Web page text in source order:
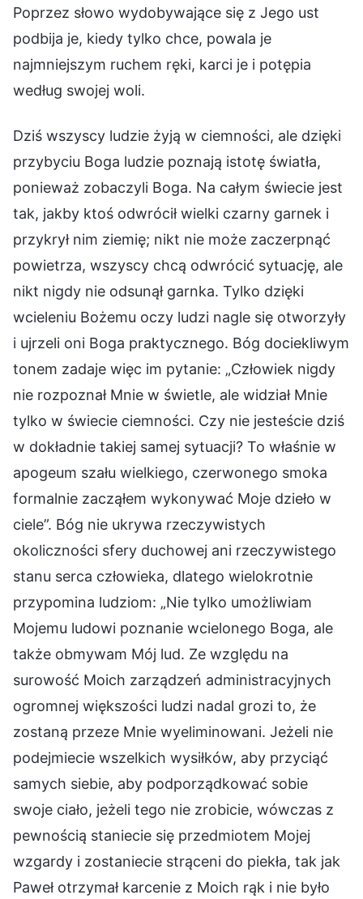
Poprzez słowo wydobywające się z Jego ust
podbija je, kiedy tylko chce, powala je
najmniejszym ruchem ręki, karci je i potępia
według swojej woli.
Dziś wszyscy ludzie żyją w ciemności, ale dzięki
przybyciu Boga ludzie poznają istotę światła,
ponieważ zobaczyli Boga. Na całym świecie jest
tak, jakby ktoś odwrócił wielki czarny garnek i
przykrył nim ziemię; nikt nie może zaczerpnąć
powietrza, wszyscy chcą odwrócić sytuację, ale
nikt nigdy nie odsunął garnka. Tylko dzięki
wcieleniu Bożemu oczy ludzi nagle się otworzyły
i ujrzeli oni Boga praktycznego. Bóg dociekliwym
tonem zadaje więc im pytanie: „Człowiek nigdy
nie rozpoznał Mnie w świetle, ale widział Mnie
tylko w świecie ciemności. Czy nie jesteście dziś
w dokładnie takiej samej sytuacji? To właśnie w
apogeum szału wielkiego, czerwonego smoka
formalnie zacząłem wykonywać Moje dzieło w
ciele”. Bóg nie ukrywa rzeczywistych
okoliczności sfery duchowej ani rzeczywistego
stanu serca człowieka, dlatego wielokrotnie
przypomina ludziom: „Nie tylko umożliwiam
Mojemu ludowi poznanie wcielonego Boga, ale
także obmywam Mój lud. Ze względu na
surowość Moich zarządzeń administracyjnych
ogromnej większości ludzi nadal grozi to, że
zostaną przeze Mnie wyeliminowani. Jeżeli nie
podejmiecie wszelkich wysiłków, aby przyciąć
samych siebie, aby podporządkować sobie
swoje ciało, jeżeli tego nie zrobicie, wówczas z
pewnością staniecie się przedmiotem Mojej
wzgardy i zostaniecie strąceni do piekła, tak jak
Paweł otrzymał karcenie z Moich rąk i nie było